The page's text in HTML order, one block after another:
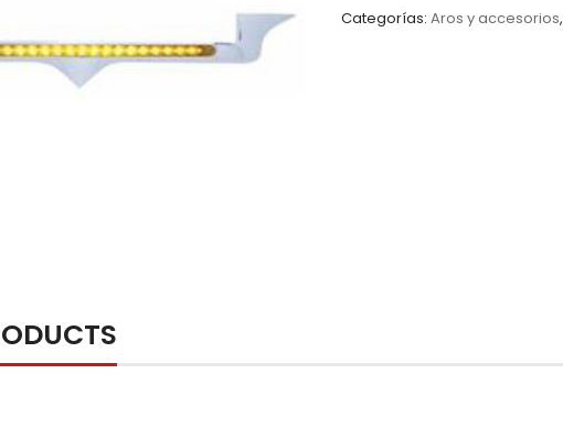
Categorías: Aros y accesorios,